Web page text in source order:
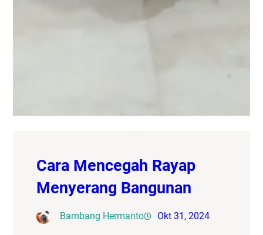
Cara Mencegah Rayap
Menyerang Bangunan
Bambang Hermanto Okt 31, 2024